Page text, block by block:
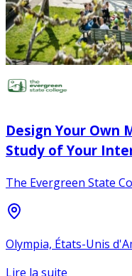
Design Your Own
Study of Your
The Evergreen State
Olympia, États-Unis
Lire la suite